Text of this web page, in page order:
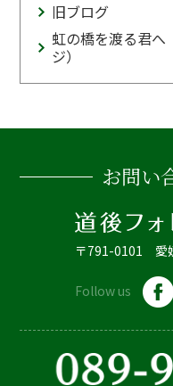
旧ブログ
虹の橋を渡る君へ
ジ）
お問い
〒791-0101 愛
Follow us